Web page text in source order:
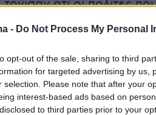
- Do Not Process My Personal
opt-out of the sale, sharing to third
for targeted advertising by us,
selection. Please note that after your
interest-based ads based on
to third parties prior to your
ότι οι πολίτες
με μια
πολλοί
κυβέρνηση της Ρώμης με